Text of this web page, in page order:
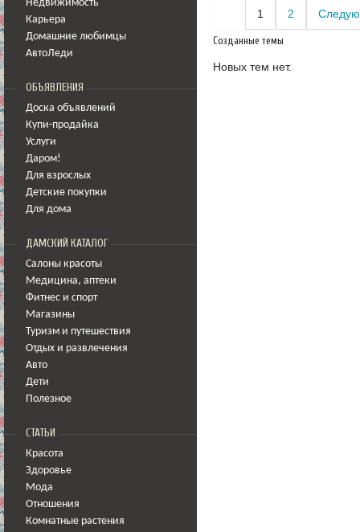
Недвижимость
Карьера
Домашние любимцы
АвтоЛеди
ОБЪЯВЛЕНИЯ
Доска объявлений
Купи-продайка
Услуги
Даром!
Для взрослых
Детские покупки
Для дома
ДАМСКИЙ КАТАЛОГ
Салоны красоты
Медицина, аптеки
Фитнес и спорт
Магазины
Туризм и путешествия
Отдых и развлечения
Авто
Дети
Полезное
СТАТЬИ
Красота
Здоровье
Мода
Отношения
Комнатные растения
1 2
Созданные темы
Новых тем нет.